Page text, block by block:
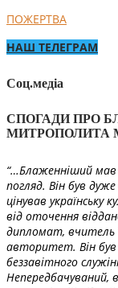
ПОЖЕРТВА
НАШ ТЕЛЕГРАМ
Соц.медіа
СПОГАДИ ПРО
МИТРОПОЛИТА
“…Блаженніший мав
погляд. Він був
цінував
від оточення
дипломат, вчитель
авторитет. Він
беззавітного
Непередбачуваний,